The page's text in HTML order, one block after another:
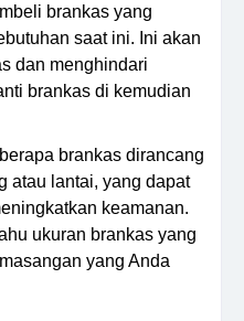
brankas yang
saat ini. Ini akan
dan menghindari
brankas di kemudian
brankas dirancang
atau lantai, yang dapat
keamanan.
ukuran brankas yang
yang Anda